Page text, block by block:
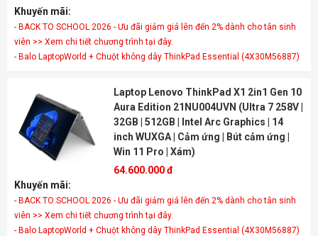
Khuyến mãi:
- BACK TO SCHOOL 2026 - Ưu đãi giảm giá lên đến 2% dành cho tân sinh
viên >> Xem chi tiết chương trình tại đây.
- Balo LaptopWorld + Chuột không dây ThinkPad Essential (4X30M56887)
Laptop Lenovo ThinkPad X1 2in1 Gen 10
Aura Edition 21NU004UVN (Ultra 7 258V |
32GB | 512GB | Intel Arc Graphics | 14
inch WUXGA | Cảm ứng | Bút cảm ứng |
Win 11 Pro | Xám)
64.600.000 đ
Khuyến mãi:
- BACK TO SCHOOL 2026 - Ưu đãi giảm giá lên đến 2% dành cho tân sinh
viên >> Xem chi tiết chương trình tại đây.
- Balo LaptopWorld + Chuột không dây ThinkPad Essential (4X30M56887)